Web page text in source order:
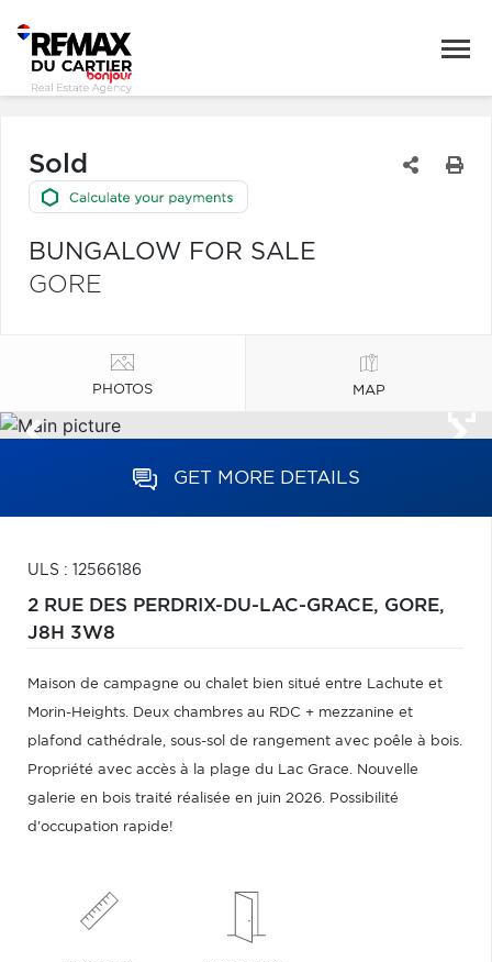
Sold
BUNGALOW FOR SALE
GORE
PHOTOS MAP
GET MORE DETAILS
ULS : 12566186
2 RUE DES PERDRIX-DU-LAC-GRACE, GORE,
J8H 3W8
Maison de campagne ou chalet bien situé entre Lachute et
Morin-Heights. Deux chambres au RDC + mezzanine et
plafond cathédrale, sous-sol de rangement avec poêle à bois.
Propriété avec accès à la plage du Lac Grace. Nouvelle
galerie en bois traité réalisée en juin 2026. Possibilité
d'occupation rapide!